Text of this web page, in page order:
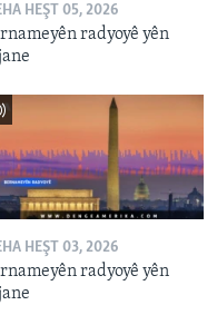
HEŞT 05, 2026
radyoyê yên
HEŞT 03, 2026
radyoyê yên